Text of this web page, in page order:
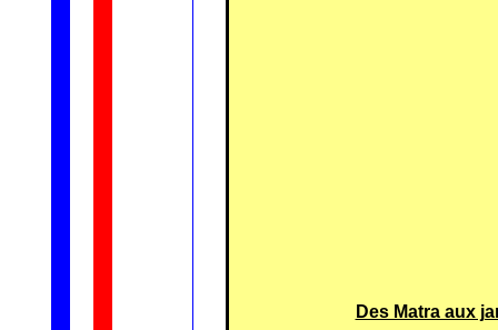
Des Matra aux